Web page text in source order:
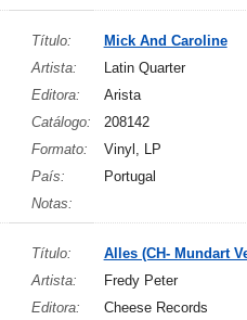
Título:
Mick And Caroline
Artista:
Latin Quarter
Editora:
Arista
Catálogo:
208142
Formato:
Vinyl, LP
País:
Portugal
Notas:
Título:
Alles (CH- Mundart
Artista:
Fredy Peter
Editora:
Cheese Records